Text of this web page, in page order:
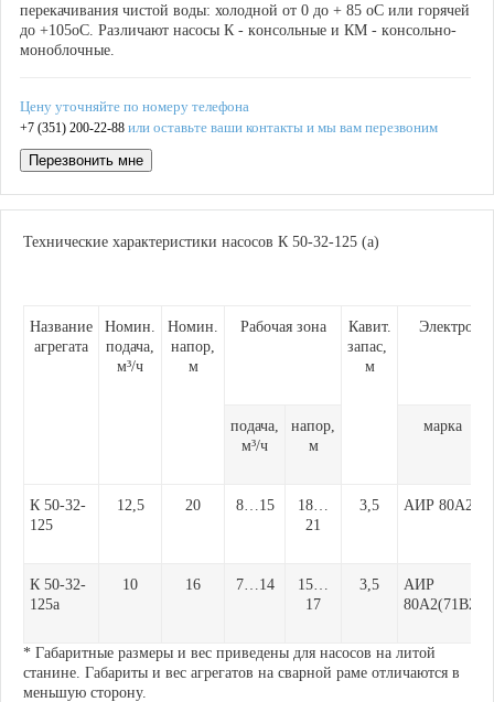
перекачивания чистой воды: холодной от 0 до + 85 oС или горячей
до +105оС. Различают насосы К - консольные и КМ - консольно-
моноблочные.
Цену уточняйте по номеру телефона
+7 (351) 200-22-88 или оставьте ваши контакты и мы вам перезвоним
Перезвонить мне
Технические характеристики насосов К 50-32-125 (а)
Название
агрегата
Номин.
подача,
м³/ч
Номин.
напор,
м
Рабочая зона
Кавит.
запас,
м
подача,
м³/ч
напор,
м
марка
К 50-32-
125
12,5 20 8…15
18…
21
3,5 АИР 80А2
К 50-32-
125а
10 16 7…14
15…
17
3,5
АИР
80А2(71В2)
* Габаритные размеры и вес приведены для насосов на литой
станине. Габариты и вес агрегатов на сварной раме отличаются в
меньшую сторону.